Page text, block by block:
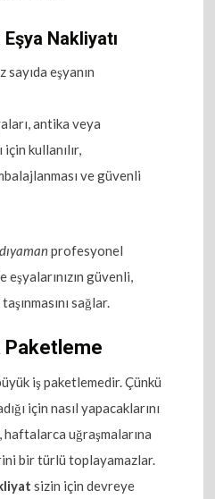
Nakliyatı
sayıda eşyanın
antika veya
kullanılır,
ve güvenli
profesyonel
eşyalarınızın güvenli,
sağlar.
Paketleme
iş paketlemedir. Çünkü
için nasıl yapacaklarını
uğraşmalarına
bir türlü toplayamazlar.
sizin için devreye